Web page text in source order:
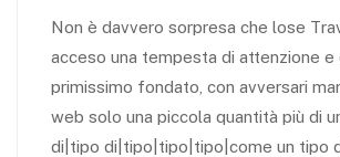
Non è davvero sorpresa che lose
acceso una tempesta di attenzione e
primissimo fondato, con avversari
web solo una piccola quantità più di
di|tipo di|tipo|tipo|tipo|come un tipo